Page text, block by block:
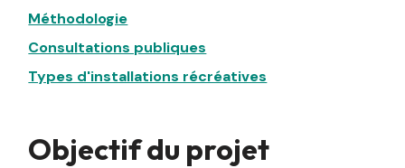
Méthodologie
Consultations publiques
Types d'installations récréatives
Objectif du projet